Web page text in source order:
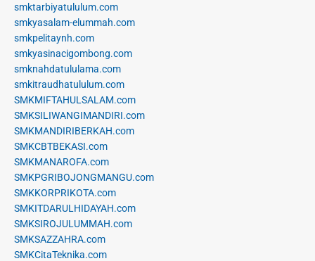
smktarbiyatululum.com
smkyasalam-elummah.com
smkpelitaynh.com
smkyasinacigombong.com
smknahdatululama.com
smkitraudhatululum.com
SMKMIFTAHULSALAM.com
SMKSILIWANGIMANDIRI.com
SMKMANDIRIBERKAH.com
SMKCBTBEKASI.com
SMKMANAROFA.com
SMKPGRIBOJONGMANGU.com
SMKKORPRIKOTA.com
SMKITDARULHIDAYAH.com
SMKSIROJULUMMAH.com
SMKSAZZAHRA.com
SMKCitaTeknika.com